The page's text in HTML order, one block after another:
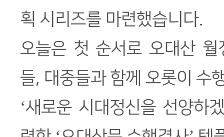
획 시리즈를 마련했습니다.
오늘은 첫 순서로 오대산 월
들, 대중들과 함께 오롯이 수
‘새로운 시대정신을 선양하